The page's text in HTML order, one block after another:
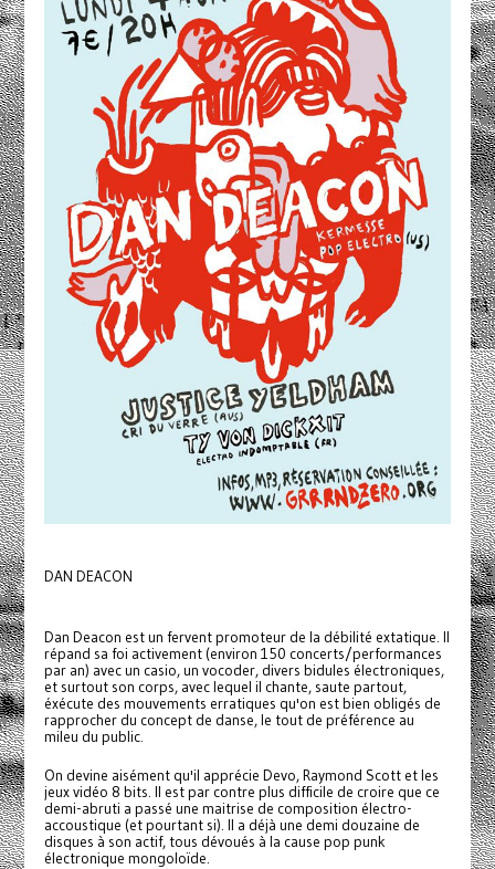
DAN DEACON
Dan Deacon est un fervent promoteur de la débilité extatique. Il
répand sa foi activement (environ 150 concerts/performances
par an) avec un casio, un vocoder, divers bidules électroniques,
et surtout son corps, avec lequel il chante, saute partout,
éxécute des mouvements erratiques qu'on est bien obligés de
rapprocher du concept de danse, le tout de préférence au
mileu du public.
On devine aisément qu'il apprécie Devo, Raymond Scott et les
jeux vidéo 8 bits. Il est par contre plus difficile de croire que ce
demi-abruti a passé une maitrise de composition électro-
accoustique (et pourtant si). Il a déjà une demi douzaine de
disques à son actif, tous dévoués à la cause pop punk
électronique mongoloïde.